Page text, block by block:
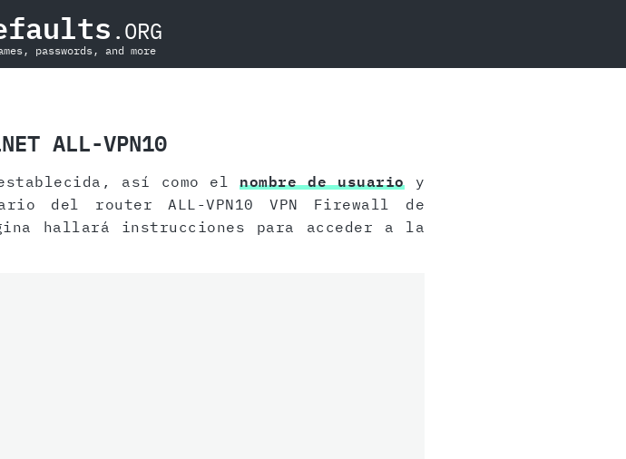
.ORG
passwords, and more
ALL-VPN10
así como elnombre de usuarioy
del router ALL-VPN10 VPN Firewall de
hallará instrucciones para acceder a la